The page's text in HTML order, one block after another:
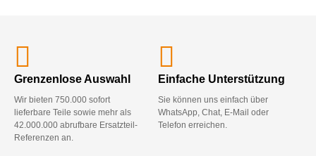
Grenzenlose Auswahl
Wir bieten 750.000 sofort
lieferbare Teile sowie mehr als
42.000.000 abrufbare Ersatzteil-
Referenzen an.
Einfache Unterstützung
Sie können uns einfach über
WhatsApp, Chat, E-Mail oder
Telefon erreichen.